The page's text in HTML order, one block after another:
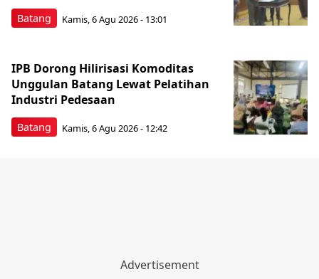
Batang Kamis, 6 Agu 2026 - 13:01
Batang
IPB Dorong Hilirisasi Komoditas
Unggulan Batang Lewat Pelatihan
Industri Pedesaan
Kamis, 6 Agu 2026 - 12:42